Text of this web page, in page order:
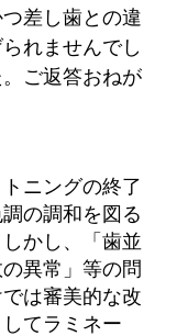
差し歯との違
れませんでし
ご返答おねが
ニングの終了
の調和を図る
かし、
「歯並
異常」等の問
は審美的な改
てラミネー